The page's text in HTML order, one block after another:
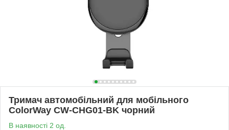
Тримач автомобільний для мобільного
ColorWay CW-CHG01-BK чорний
В наявності 2 од.